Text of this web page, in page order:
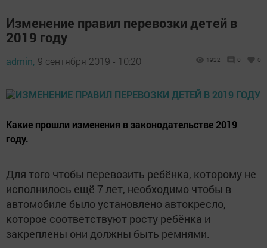
Изменение правил перевозки детей в
2019 году
admin, 9 сентября 2019 - 10:20 1922 0 0
Какие прошли изменения в законодательстве 2019
году.
Для того чтобы перевозить ребёнка, которому не
исполнилось ещё 7 лет, необходимо чтобы в
автомобиле было установлено автокресло,
которое соответствуют росту ребёнка и
закреплены они должны быть ремнями.